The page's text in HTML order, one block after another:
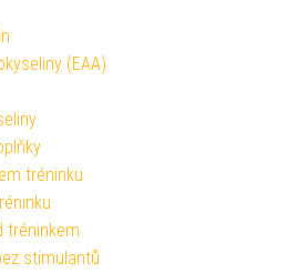
(EAA)
tréninku
tréninkem
stimulantů